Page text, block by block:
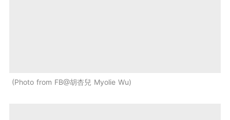
Photo from FB@胡杏兒 Myolie Wu